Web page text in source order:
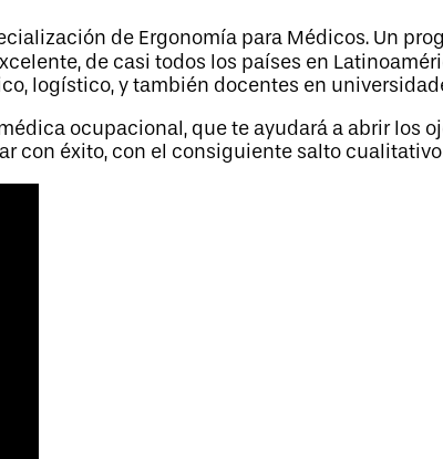
de Ergonomía para Médicos. Un
de casi todos los países en
logístico, y también docentes en
ocupacional, que te ayudará a abrir los
con éxito, con el consiguiente salto